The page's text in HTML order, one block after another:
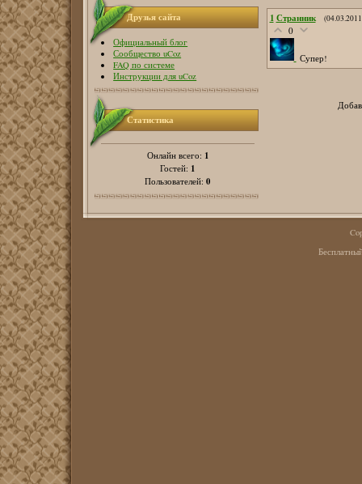
Друзья сайта
Официальный блог
Сообщество uCoz
FAQ по системе
Инструкции для uCoz
Статистика
Онлайн всего: 1
Гостей: 1
Пользователей: 0
1 Странник
0
Супер!